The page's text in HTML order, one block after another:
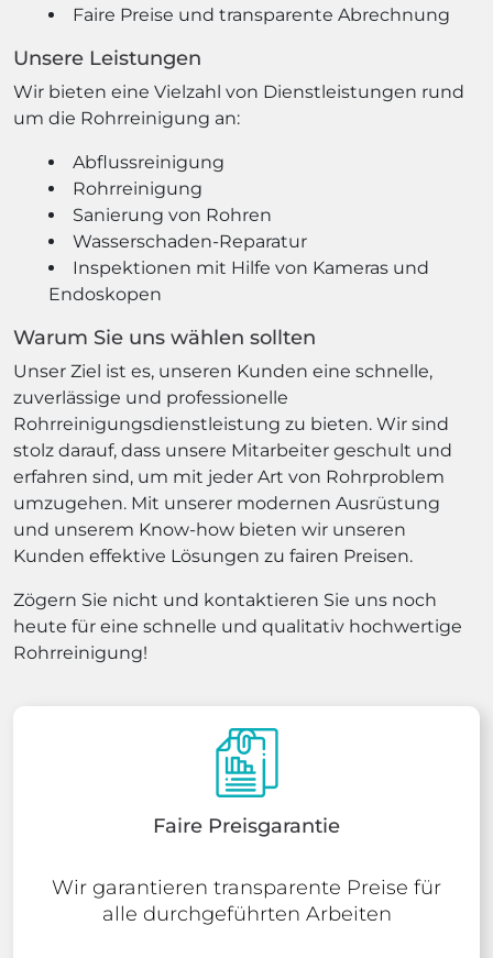
Faire Preise und transparente Abrechnung
Unsere Leistungen
Wir bieten eine Vielzahl von Dienstleistungen rund
um die Rohrreinigung an:
Abflussreinigung
Rohrreinigung
Sanierung von Rohren
Wasserschaden-Reparatur
Inspektionen mit Hilfe von Kameras und
Endoskopen
Warum Sie uns wählen sollten
Unser Ziel ist es, unseren Kunden eine schnelle,
zuverlässige und professionelle
Rohrreinigungsdienstleistung zu bieten. Wir sind
stolz darauf, dass unsere Mitarbeiter geschult und
erfahren sind, um mit jeder Art von Rohrproblem
umzugehen. Mit unserer modernen Ausrüstung
und unserem Know-how bieten wir unseren
Kunden effektive Lösungen zu fairen Preisen.
Zögern Sie nicht und kontaktieren Sie uns noch
heute für eine schnelle und qualitativ hochwertige
Rohrreinigung!
Faire Preisgarantie
Wir garantieren transparente Preise für
alle durchgeführten Arbeiten